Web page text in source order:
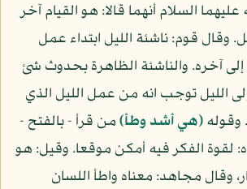
السلام أنهما قالا: هو القيام آخر
وقال قوم: ناشئة الليل ابتداء عمل
إلى آخره. والناشئة الظاهرة بحدوث شئ
الليل توجب انه من عمل الليل الذي
وقوله(هي أشد وطأ)من قرأ - بالفتح -
لقوة الفكر فيه أمكن موقعا. وقيل: هو
وقال مجاهد: معناه واطأ اللسان